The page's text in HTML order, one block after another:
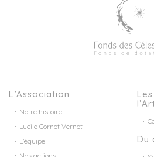
L’Association
Notre histoire
Lucile Cornet Vernet
L’équipe
Du